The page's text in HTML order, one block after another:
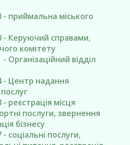
- приймальна міського
- Керуючий справами,
комітету
Організаційний відділ
- Центр надання
реєстрація місця
послуги, звернення
бізнесу
соціальні послуги,